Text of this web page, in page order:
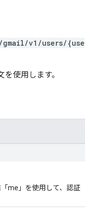
v1/users/{use
を使用します。
me」を使用して、認証